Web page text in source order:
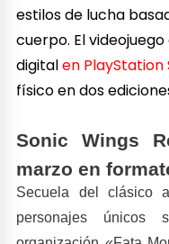
estilos de lucha
cuerpo. El
digitalen
físico en dos
Sonic Wings
marzo en
Secuela del clásico
personajes únicos